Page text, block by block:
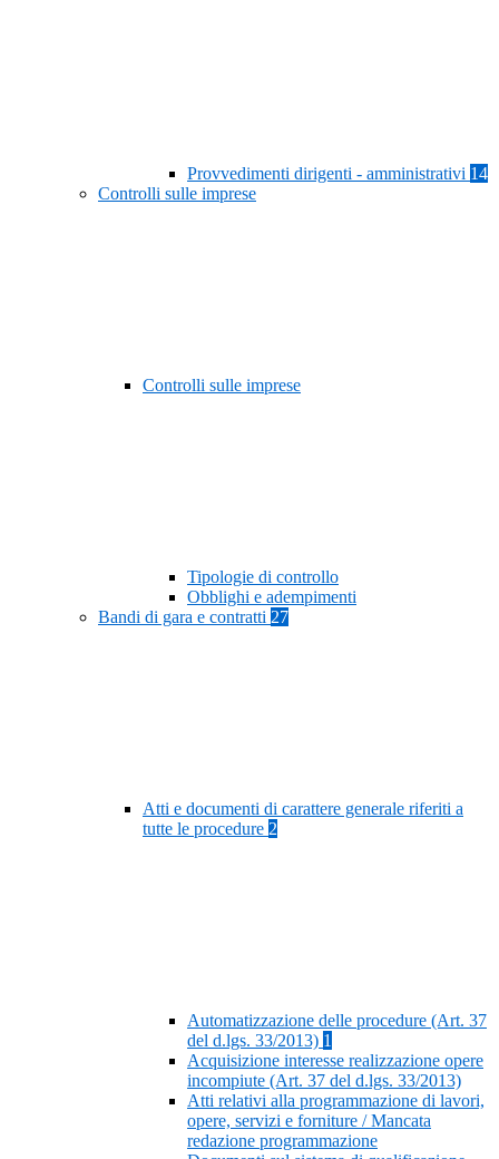
Provvedimenti dirigenti - amministrativi 14
Controlli sulle imprese
Controlli sulle imprese
Tipologie di controllo
Obblighi e adempimenti
Bandi di gara e contratti 27
Atti e documenti di carattere generale riferiti a
tutte le procedure 2
Automatizzazione delle procedure (Art. 37
del d.lgs. 33/2013) 1
Acquisizione interesse realizzazione opere
incompiute (Art. 37 del d.lgs. 33/2013)
Atti relativi alla programmazione di lavori,
opere, servizi e forniture / Mancata
redazione programmazione